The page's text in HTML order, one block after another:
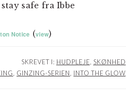
stay safe fra Ibbe
Notice (view)
SKREVET I: HUDPLEJE SKØNHED
GINZING-SERIEN INTO THE GLOW